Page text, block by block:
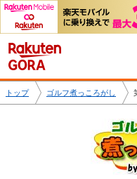
トップ ゴルフ煮っころがし